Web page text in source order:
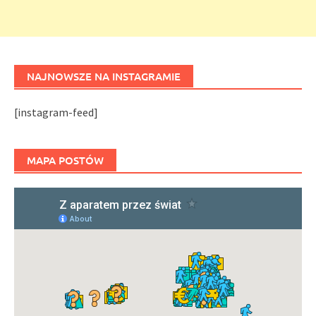
NAJNOWSZE NA INSTAGRAMIE
[instagram-feed]
MAPA POSTÓW